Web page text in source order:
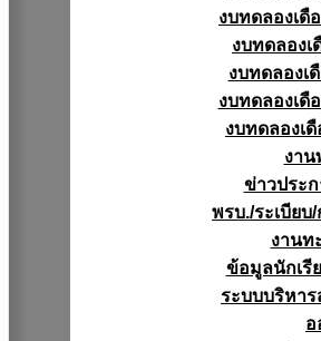
งบทดลองเดื
งบทดลอง
งบทดลองเ
งบทดลองเดื
งบทดลองเ
งาน
ข่าวประ
พรบ./ระเบียบ
งานท
ข้อมูลนักเรี
ระบบบริหา
อ